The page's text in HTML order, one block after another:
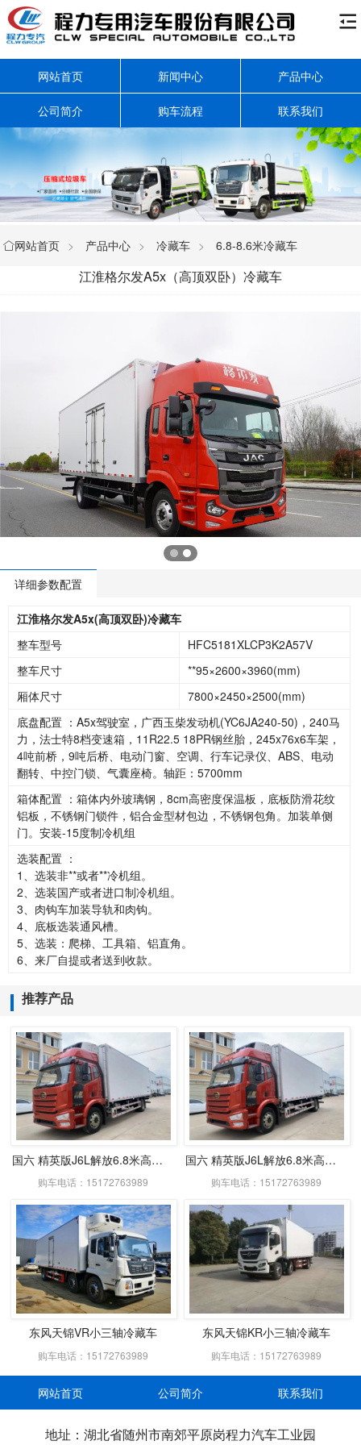

网站首页 新闻中心 产品中心
公司简介 购车流程 联系我们
网站首页 > 产品中心 > 冷藏车 > 6.8-8.6米冷藏车
江淮格尔发A5x（高顶双卧）冷藏车
详细参数配置
江淮格尔发A5x(高顶双卧)冷藏车
整车型号
HFC5181XLCP3K2A57V
整车尺寸
**95×2600×3960(mm)
厢体尺寸
7800×2450×2500(mm)
底盘配置 ：A5x驾驶室，广西玉柴发动机(YC6JA240-50)，240马
力，法士特8档变速箱，11R22.5 18PR钢丝胎，245x76x6车架，
4吨前桥，9吨后桥、电动门窗、空调、行车记录仪、ABS、电动
翻转、中控门锁、气囊座椅。轴距：5700mm
箱体配置 ：箱体内外玻璃钢，8cm高密度保温板，底板防滑花纹
铝板，不锈钢门锁件，铝合金型材包边，不锈钢包角。加装单侧
门。安装-15度制冷机组
选装配置 ：
1、选装非**或者**冷机组。
2、选装国产或者进口制冷机组。
3、肉钩车加装导轨和肉钩。
4、底板选装通风槽。
5、选装：爬梯、工具箱、铝直角。
6、来厂自提或者送到收款。
推荐产品
国六 精英版J6L解放6.8米高顶双卧冷藏车
购车电话：15172763989
国六 精英版J6L解放6.8米高顶双卧冷藏车
购车电话：15172763989
东风天锦VR小三轴冷藏车
购车电话：15172763989
东风天锦KR小三轴冷藏车
购车电话：15172763989
网站首页 公司简介 联系我们
地址：湖北省随州市南郊平原岗程力汽车工业园